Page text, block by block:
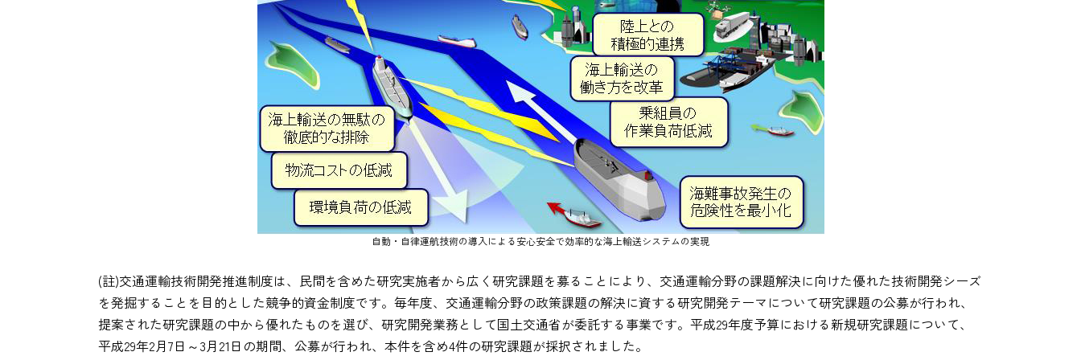
自動・自律運航技術の導入による安心安全で効率的な海上輸送システムの実現
(註)交通運輸技術開発推進制度は、民間を含めた研究実施者から広く研究課題を募ることにより、交通運輸分野の課題解決に向けた優れた技術開発シーズ
を発掘することを目的とした競争的資金制度です。毎年度、交通運輸分野の政策課題の解決に資する研究開発テーマについて研究課題の公募が行われ、
提案された研究課題の中から優れたものを選び、研究開発業務として国土交通省が委託する事業です。平成29年度予算における新規研究課題について、
平成29年2月7日～3月21日の期間、公募が行われ、本件を含め4件の研究課題が採択されました。